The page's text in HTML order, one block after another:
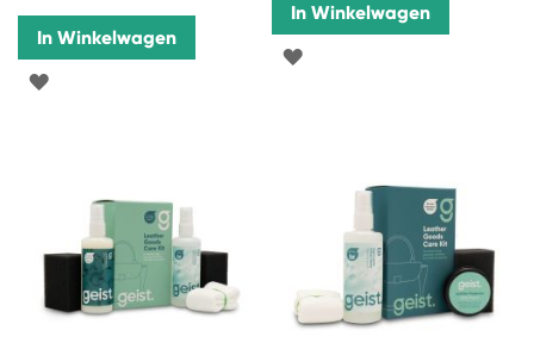
In Winkelwagen
VOEG
VERLANGLIJST
In Winkelwagen
VOEG
VERLANGLIJST